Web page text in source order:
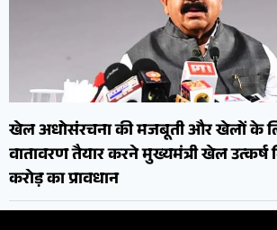
खेल अधोसंरचना की मजबूती और खेलों के
वातावरण तैयार करने मुख्यमंत्री खेल
करोड़ का प्रावधान